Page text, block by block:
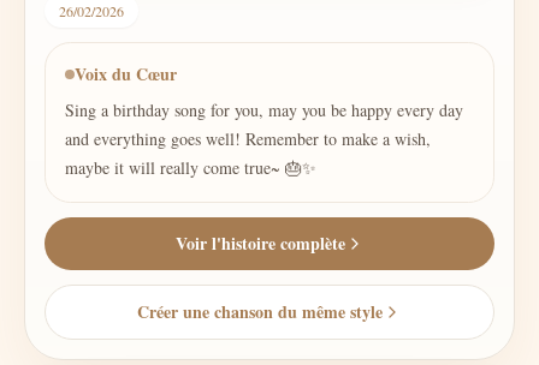
26/02/2026
Voix du Cœur
Sing a birthday song for you, may you be happy every day
and everything goes well! Remember to make a wish,
maybe it will really come true~ 🎂✨
Voir l'histoire complète
Créer une chanson du même style